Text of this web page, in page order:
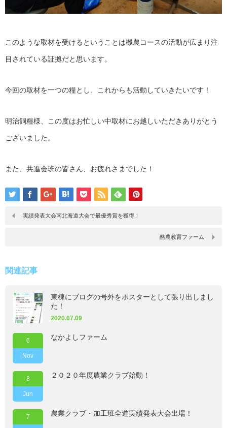
このような取材を受けるということは機農コースの活動が広まり注
目されている証拠だと思います。
今回の取材を一つの糧とし、これからも活動していきたいです！
明治飼糧様、この度はお忙しい中取材にお越しいただきありがとう
ございました。
また、共進会班の皆さん、お疲れさまでした！
実績発表大会南北海道大会で最優秀賞を獲得！
酪農教育ファーム
関連記事
東棟にブログの号外をポスターとして張り出しまし
た！
2020.07.09
6
Nov
なかよしファーム
8
Jun
２０２０年度農業クラブ始動！
7 農業クラブ・加工班全道実績発表大会出場！